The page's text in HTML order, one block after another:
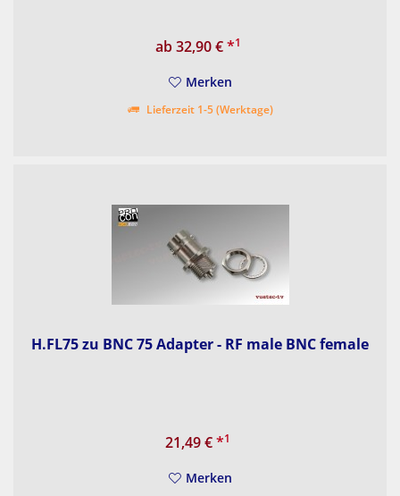
ab 32,90 €*1
Merken
Lieferzeit 1-5 (Werktage)
H.FL75 zu BNC 75 Adapter - RF male BNC female
21,49 €*1
Merken